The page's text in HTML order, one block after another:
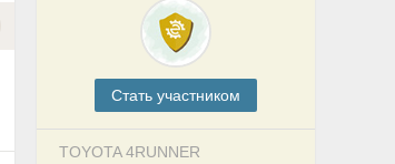
Cтать участником
TOYOTA 4RUNNER